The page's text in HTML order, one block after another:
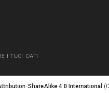
I TUOI DATI
ShareAlike 4.0 International